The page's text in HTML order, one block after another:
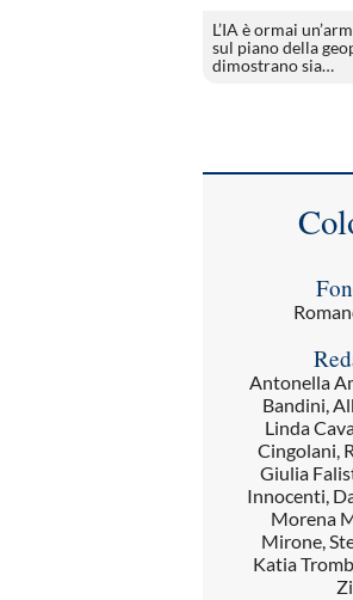
L’IA è ormai
sul piano della
dimostrano sia…
Antonella
Bandini,
Linda
Cingolani,
Giulia
Innocenti,
Morena
Mirone,
Katia